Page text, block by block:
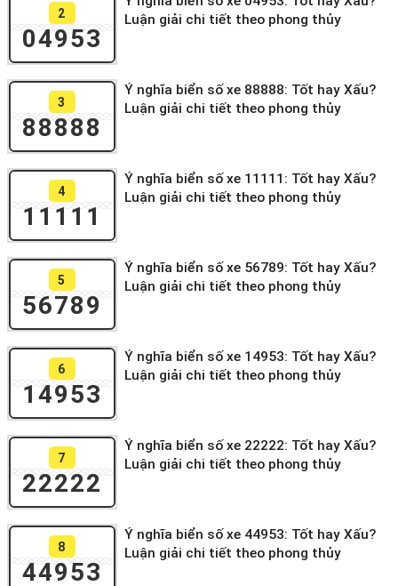
2
04953
Luận giải chi tiết theo phong thủy
3
88888
Ý nghĩa biển số xe 88888: Tốt hay Xấu?
Luận giải chi tiết theo phong thủy
4
11111
Ý nghĩa biển số xe 11111: Tốt hay Xấu?
Luận giải chi tiết theo phong thủy
5
56789
Ý nghĩa biển số xe 56789: Tốt hay Xấu?
Luận giải chi tiết theo phong thủy
6
14953
Ý nghĩa biển số xe 14953: Tốt hay Xấu?
Luận giải chi tiết theo phong thủy
7
22222
Ý nghĩa biển số xe 22222: Tốt hay Xấu?
Luận giải chi tiết theo phong thủy
8
44953
Ý nghĩa biển số xe 44953: Tốt hay Xấu?
Luận giải chi tiết theo phong thủy